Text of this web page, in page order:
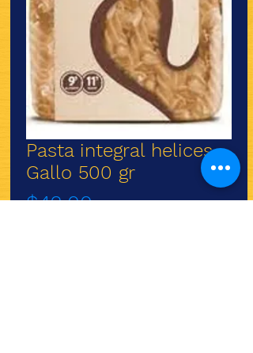
Pasta integral helices
Gallo 500 gr
$42.00Precio